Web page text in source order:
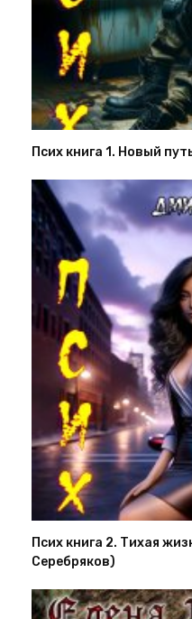
Псих книга 1. Новый
Псих книга 2. Тихая
Серебряков)